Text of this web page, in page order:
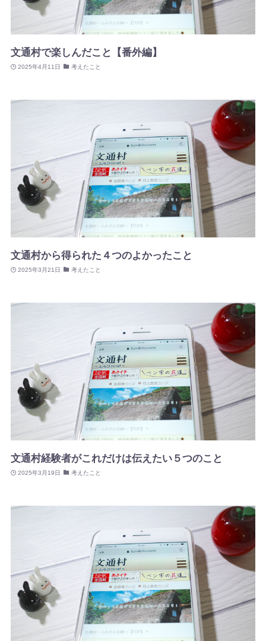
文通村で楽しんだこと【番外編】
2025年4月11日 考えたこと
文通村から得られた４つのよかったこと
2025年3月21日 考えたこと
文通村経験者がこれだけは伝えたい５つのこと
2025年3月19日 考えたこと